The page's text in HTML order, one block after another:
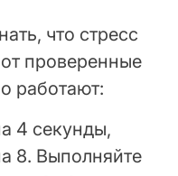
что стресс
проверенные
работают:
4 секунды,
8. Выполняйте